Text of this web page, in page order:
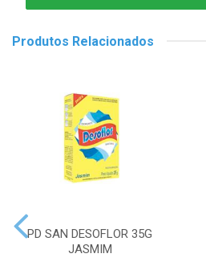
Produtos Relacionados
PD SAN DESOFLOR 35G
JASMIM